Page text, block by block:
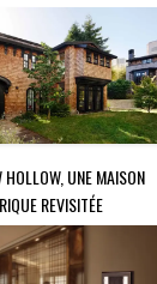
HOLLOW, UNE MAISON
REVISITÉE